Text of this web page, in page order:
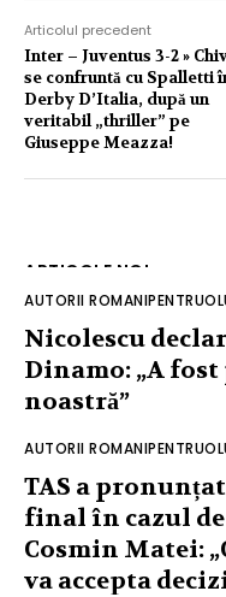
Articolul precedent
Inter – Juventus 3-2 »
se confruntă cu Spalletti
Derby D’Italia, după un
veritabil „thriller” pe
Giuseppe Meazza!
ARTICOLE NOI
AUTORII
Nicolescu
Dinamo: „A
noastră”
AUTORII
TAS a
final în cazul
Cosmin Matei:
va accepta